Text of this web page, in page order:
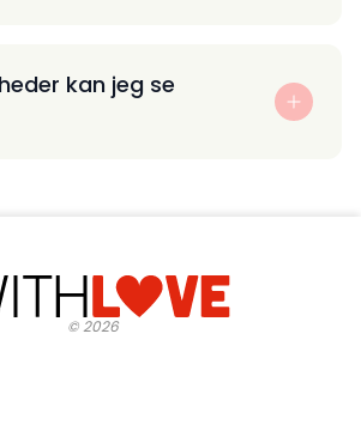
kan jeg se
©2026